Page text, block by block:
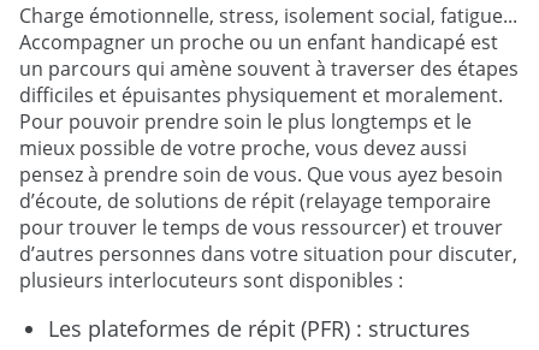
Charge émotionnelle, stress, isolement social, fatigue...
Accompagner un proche ou un enfant handicapé est
un parcours qui amène souvent à traverser des étapes
difficiles et épuisantes physiquement et moralement.
Pour pouvoir prendre soin le plus longtemps et le
mieux possible de votre proche, vous devez aussi
pensez à prendre soin de vous. Que vous ayez besoin
d’écoute, de solutions de répit (relayage temporaire
pour trouver le temps de vous ressourcer) et trouver
d’autres personnes dans votre situation pour discuter,
plusieurs interlocuteurs sont disponibles :
Les plateformes de répit (PFR) : structures